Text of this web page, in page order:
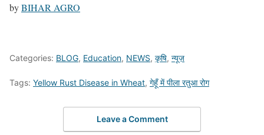
byBIHAR AGRO
Categories: BLOG, Education, NEWS, कृषि, न्यूज़
Tags: Yellow Rust Disease in Wheat, गेहूँ में पीला रतुआ रोग
Leave a Comment